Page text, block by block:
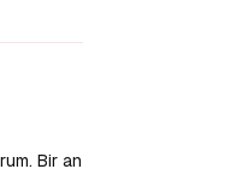
Bir an